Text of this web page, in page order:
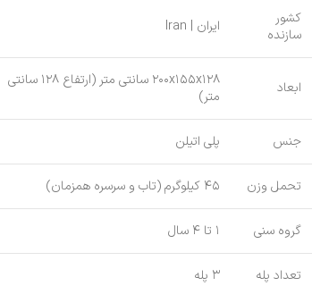
کشور
سازنده
ایران | Iran
ابعاد
۲۰۰x۱۵۵x۱۲۸ سانتی متر (ارتفاع ۱۲۸ سانتی
متر)
جنس پلی اتیلن
تحمل وزن ۴۵ کیلوگرم (تاب و سرسره همزمان)
گروه سنی ۱ تا ۴ سال
تعداد پله ۳ پله